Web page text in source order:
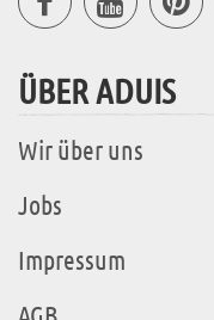
ÜBER ADUIS
Wir über uns
Jobs
Impressum